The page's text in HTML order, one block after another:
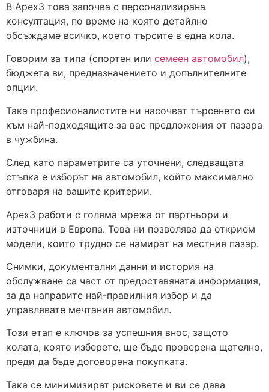
В Apex3 това започва с персонализирана
консултация, по време на която детайлно
обсъждаме всичко, което търсите в една кола.
Говорим за типа (спортен или семеен автомобил),
бюджета ви, предназначението и допълнителните
опции.
Така професионалистите ни насочват търсенето си
към най-подходящите за вас предложения от пазара
в чужбина.
След като параметрите са уточнени, следващата
стъпка е изборът на автомобил, който максимално
отговаря на вашите критерии.
Apex3 работи с голяма мрежа от партньори и
източници в Европа. Това ни позволява да открием
модели, които трудно се намират на местния пазар.
Снимки, документални данни и история на
обслужване са част от предоставяната информация,
за да направите най-правилния избор и да
управлявате мечтания автомобил.
Този етап е ключов за успешния внос, защото
колата, която изберете, ще бъде проверена щателно,
преди да бъде договорена покупката.
Така се минимизират рисковете и ви се дава